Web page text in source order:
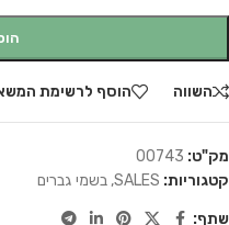
השווה הוסף לרשימת
מק"ט: 00743
קטגוריות: SALES
, בשמי גברים
שתף: